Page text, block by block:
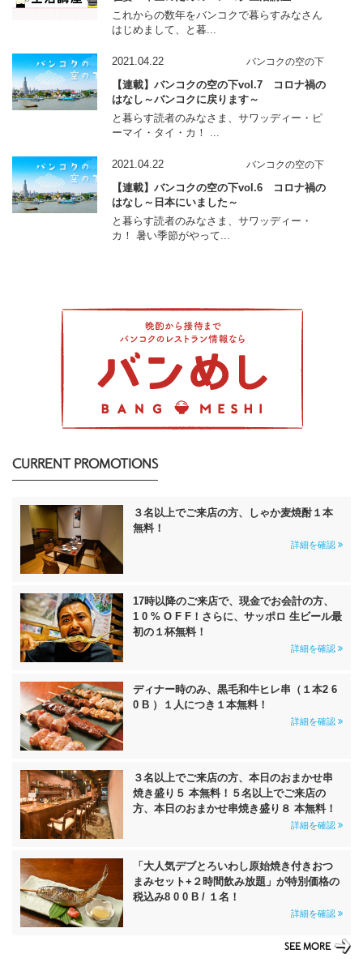
これからの数年をバンコクで暮らすみなさん
はじめまして、と暮...
2021.04.22 バンコクの空の下
【連載】バンコクの空の下vol.7 コロナ禍の
はなし～バンコクに戻ります～
と暮らす読者のみなさま、サワッディー・ピ
ーマイ・タイ・カ！ ...
2021.04.22 バンコクの空の下
【連載】バンコクの空の下vol.6 コロナ禍の
はなし～日本にいました～
と暮らす読者のみなさま、サワッディー・
カ！ 暑い季節がやって...
CURRENT PROMOTIONS
３名以上でご来店の方、しゃか麦焼酎１本
無料！
詳細を確認
17時以降のご来店で、現金でお会計の方、
1 0 % O F F！さらに、サッポロ 生ビール最
初の１杯無料！
詳細を確認
ディナー時のみ、黒毛和牛ヒレ串（１本2 6
0 B ）１人につき１本無料！
詳細を確認
３名以上でご来店の方、本日のおまかせ串
焼き盛り５ 本無料！５名以上でご来店の
方、本日のおまかせ串焼き盛り８ 本無料！
詳細を確認
「大人気デブとろいわし原始焼き付きおつ
まみセット+２時間飲み放題」が特別価格の
税込み8 0 0 B / １名！
詳細を確認
SEE MORE